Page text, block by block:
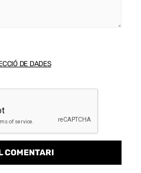
DE DADES